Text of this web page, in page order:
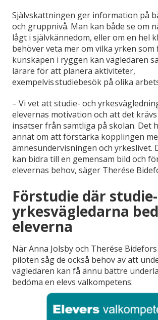
Självskattningen ger information på
och gruppnivå. Man kan både se om
lågt i självkännedom, eller om en hel
behöver veta mer om vilka yrken som
kunskapen i ryggen kan vägledaren
lärare för att planera aktiviteter,
exempelvis studiebesök på olika
– Vi vet att studie- och
elevernas motivation och att det
insatser från samtliga på skolan. Det
annat om att förstärka kopplingen
ämnesundervisningen och yrkeslivet.
kan bidra till en gemensam bild och
elevernas behov, säger Therése
Förstudie där
yrkesvägledarna
eleverna
När Anna Jolsby och Therése
piloten såg de också behov av att
vägledaren kan få ännu bättre
bedöma en elevs valkompetens.